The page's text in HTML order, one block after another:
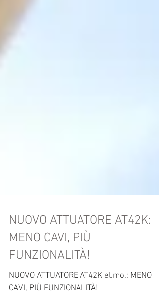
NUOVO ATTUATORE AT42K:
MENO CAVI, PIÙ
FUNZIONALITÀ!